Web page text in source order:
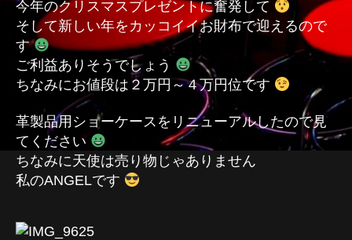
今年のクリスマスプレゼントに奮発して
そして新しい年をカッコイイお財布で迎えるので
す
ご利益ありそうでしょう
ちなみにお値段は２万円～４万円位です
革製品用ショーケースをリニューアルしたので見
てください
ちなみに天使は売り物じゃありません
私のANGELです